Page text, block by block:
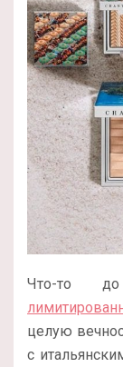
Что-то
целую
с